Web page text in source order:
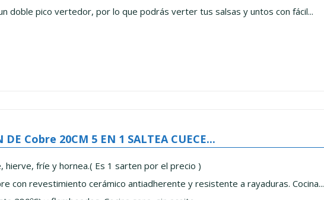
doble pico vertedor, por lo que podrás verter tus salsas y untos con fácil...
DE Cobre 20CM 5 EN 1 SALTEA CUECE...
hierve, fríe y hornea.( Es 1 sarten por el precio )
con revestimiento cerámico antiadherente y resistente a rayaduras. Cocina...